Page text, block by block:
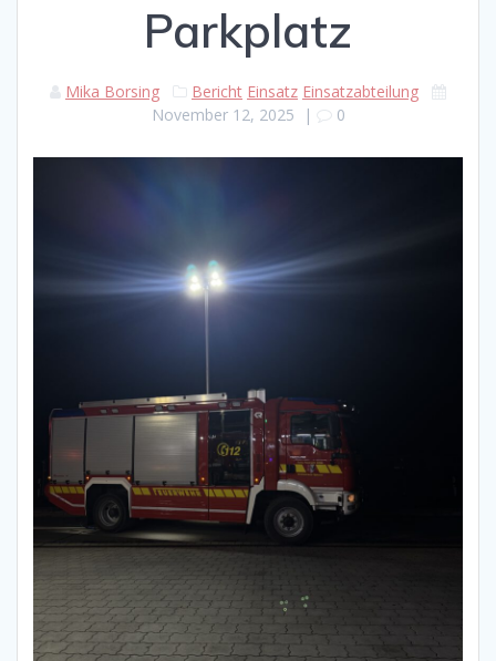
Parkplatz
Mika Borsing Bericht Einsatz Einsatzabteilung
November 12, 2025 | 0